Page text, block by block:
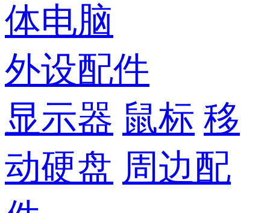
体电脑
外设配件
显示器 鼠标 移
动硬盘 周边配